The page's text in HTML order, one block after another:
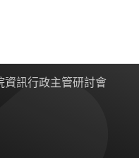
訊行政主管研討會